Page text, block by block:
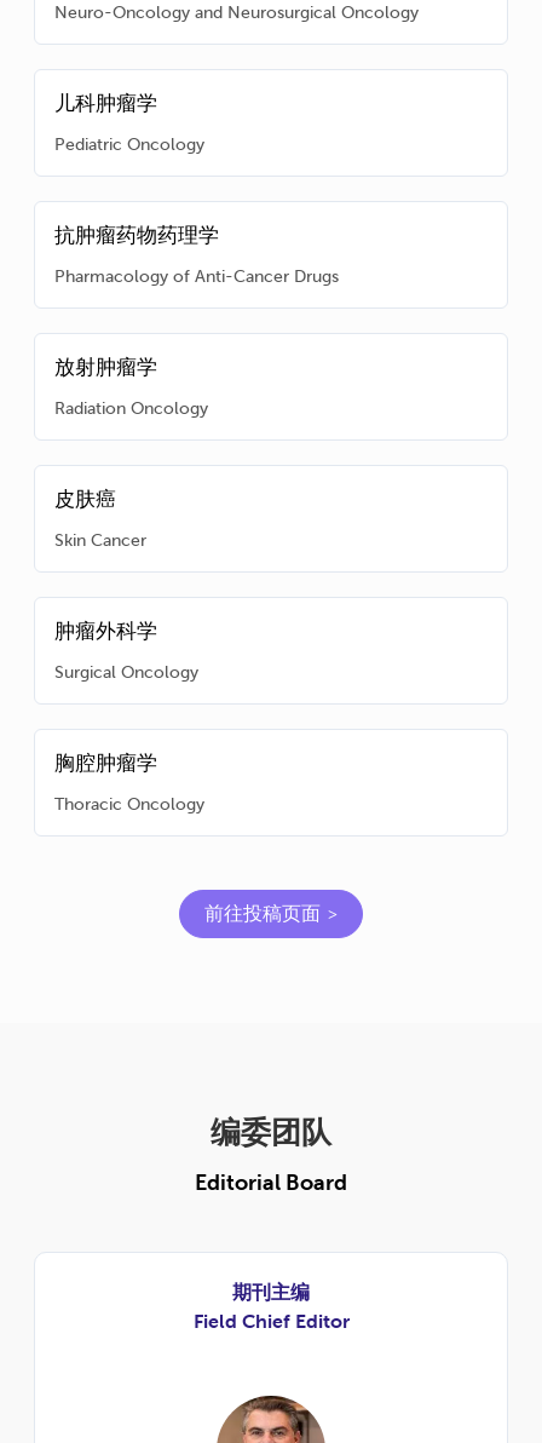
Neuro-Oncology and Neurosurgical Oncology
儿科肿瘤学
Pediatric Oncology
抗肿瘤药物药理学
Pharmacology of Anti-Cancer Drugs
放射肿瘤学
Radiation Oncology
皮肤癌
Skin Cancer
肿瘤外科学
Surgical Oncology
胸腔肿瘤学
Thoracic Oncology
前往投稿页面
编委团队
Editorial Board
期刊主编
Field Chief Editor